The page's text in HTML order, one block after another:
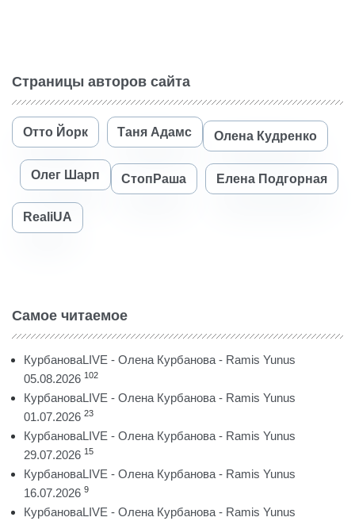
Страницы авторов сайта
Отто Йорк Таня Адамс Олена Кудренко
Олег Шарп СтопРаша Елена Подгорная
RealiUA
Самое читаемое
КурбановаLIVE - Олена Курбанова - Ramis Yunus
05.08.2026 102
КурбановаLIVE - Олена Курбанова - Ramis Yunus
01.07.2026 23
КурбановаLIVE - Олена Курбанова - Ramis Yunus
29.07.2026 15
КурбановаLIVE - Олена Курбанова - Ramis Yunus
16.07.2026 9
КурбановаLIVE - Олена Курбанова - Ramis Yunus